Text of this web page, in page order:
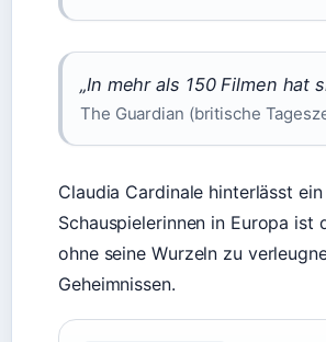
„In mehr als 150 Filmen hat
The Guardian (britische
Claudia Cardinale hinterlässt
Schauspielerinnen in Europa
ohne seine Wurzeln zu
Geheimnissen.